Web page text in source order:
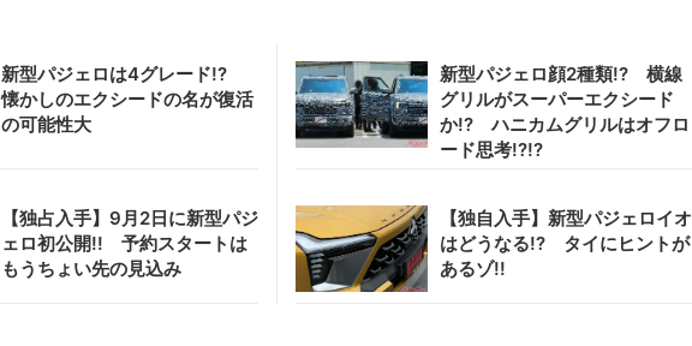
新型パジェロは4グレード!?
懐かしのエクシードの名が復活
の可能性大
新型パジェロ顔2種類!? 横線
グリルがスーパーエクシード
か!? ハニカムグリルはオフロ
ード思考!?!?
【独占入手】9月2日に新型パジ
ェロ初公開!! 予約スタートは
もうちょい先の見込み
【独自入手】新型パジェロイオ
はどうなる!? タイにヒントが
あるゾ!!